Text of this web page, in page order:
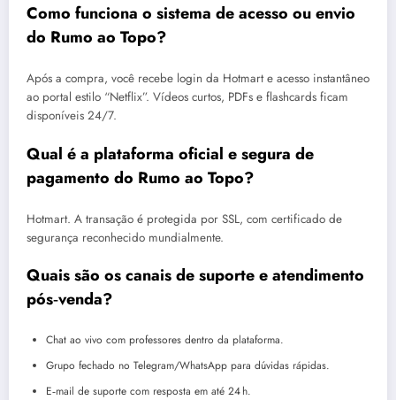
Como funciona o sistema de acesso ou envio
do Rumo ao Topo?
Após a compra, você recebe login da Hotmart e acesso instantâneo
ao portal estilo “Netflix”. Vídeos curtos, PDFs e flashcards ficam
disponíveis 24/7.
Qual é a plataforma oficial e segura de
pagamento do Rumo ao Topo?
Hotmart. A transação é protegida por SSL, com certificado de
segurança reconhecido mundialmente.
Quais são os canais de suporte e atendimento
pós‑venda?
Chat ao vivo com professores dentro da plataforma.
Grupo fechado no Telegram/WhatsApp para dúvidas rápidas.
E‑mail de suporte com resposta em até 24 h.